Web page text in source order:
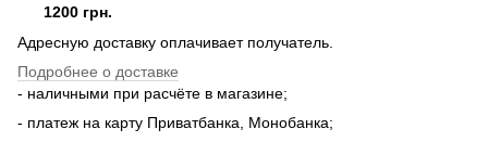
1200 грн.
Адресную доставку оплачивает получатель.
Подробнее о доставке
- наличными при расчёте в магазине;
- платеж на карту Приватбанка, Монобанка;